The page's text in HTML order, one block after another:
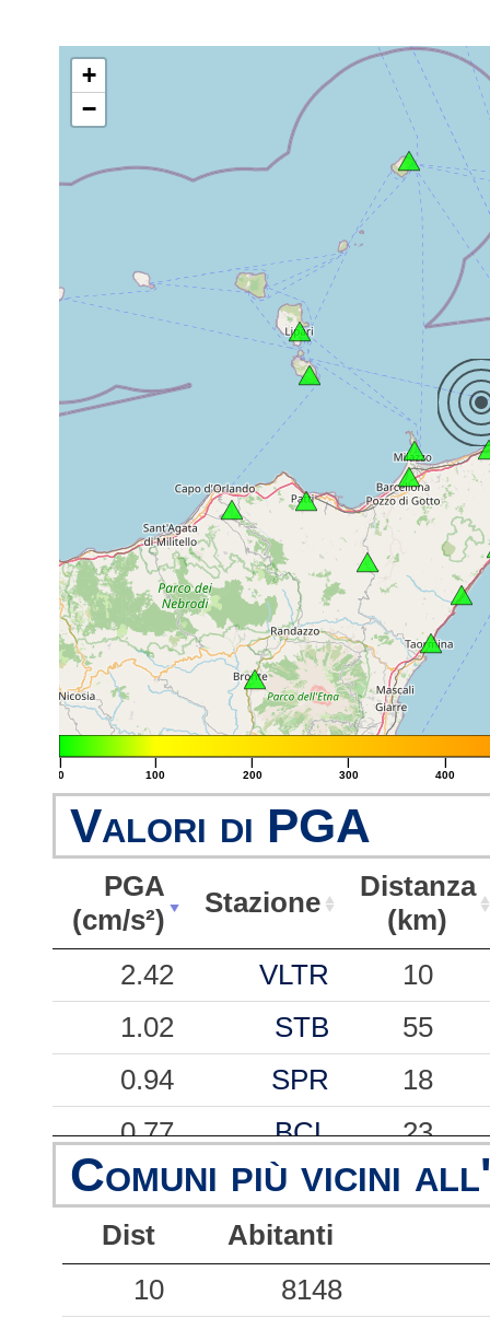
+
−
|
0
|
100
|
200
|
300
|
400
Valori di PGA
PGA
(cm/s²)
Stazione
Distanza
(km)
PGA
(cm/s²)
Stazione
Distanza
(km)
2.42 VLTR
10
1.02
STB
55
0.94
SPR
18
0.77
BCL 23
0.50 SAAM 35
0.45 MZZ
18
Comuni più vicini
Dist
Abitanti
10
8148